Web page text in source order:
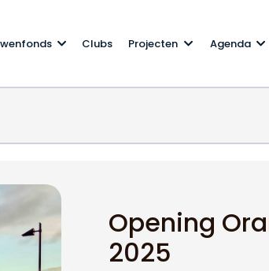
Clubs Projecten Agenda
Opening
2025